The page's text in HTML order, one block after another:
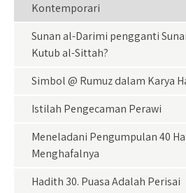
g
Kontemporari
Sunan al-Darimi pengganti
Kutub al-Sittah?
Simbol @ Rumuz dalam Karya
Istilah Pengecaman Perawi
Meneladani Pengumpulan 40
Menghafalnya
Hadith 30. Puasa Adalah Perisai